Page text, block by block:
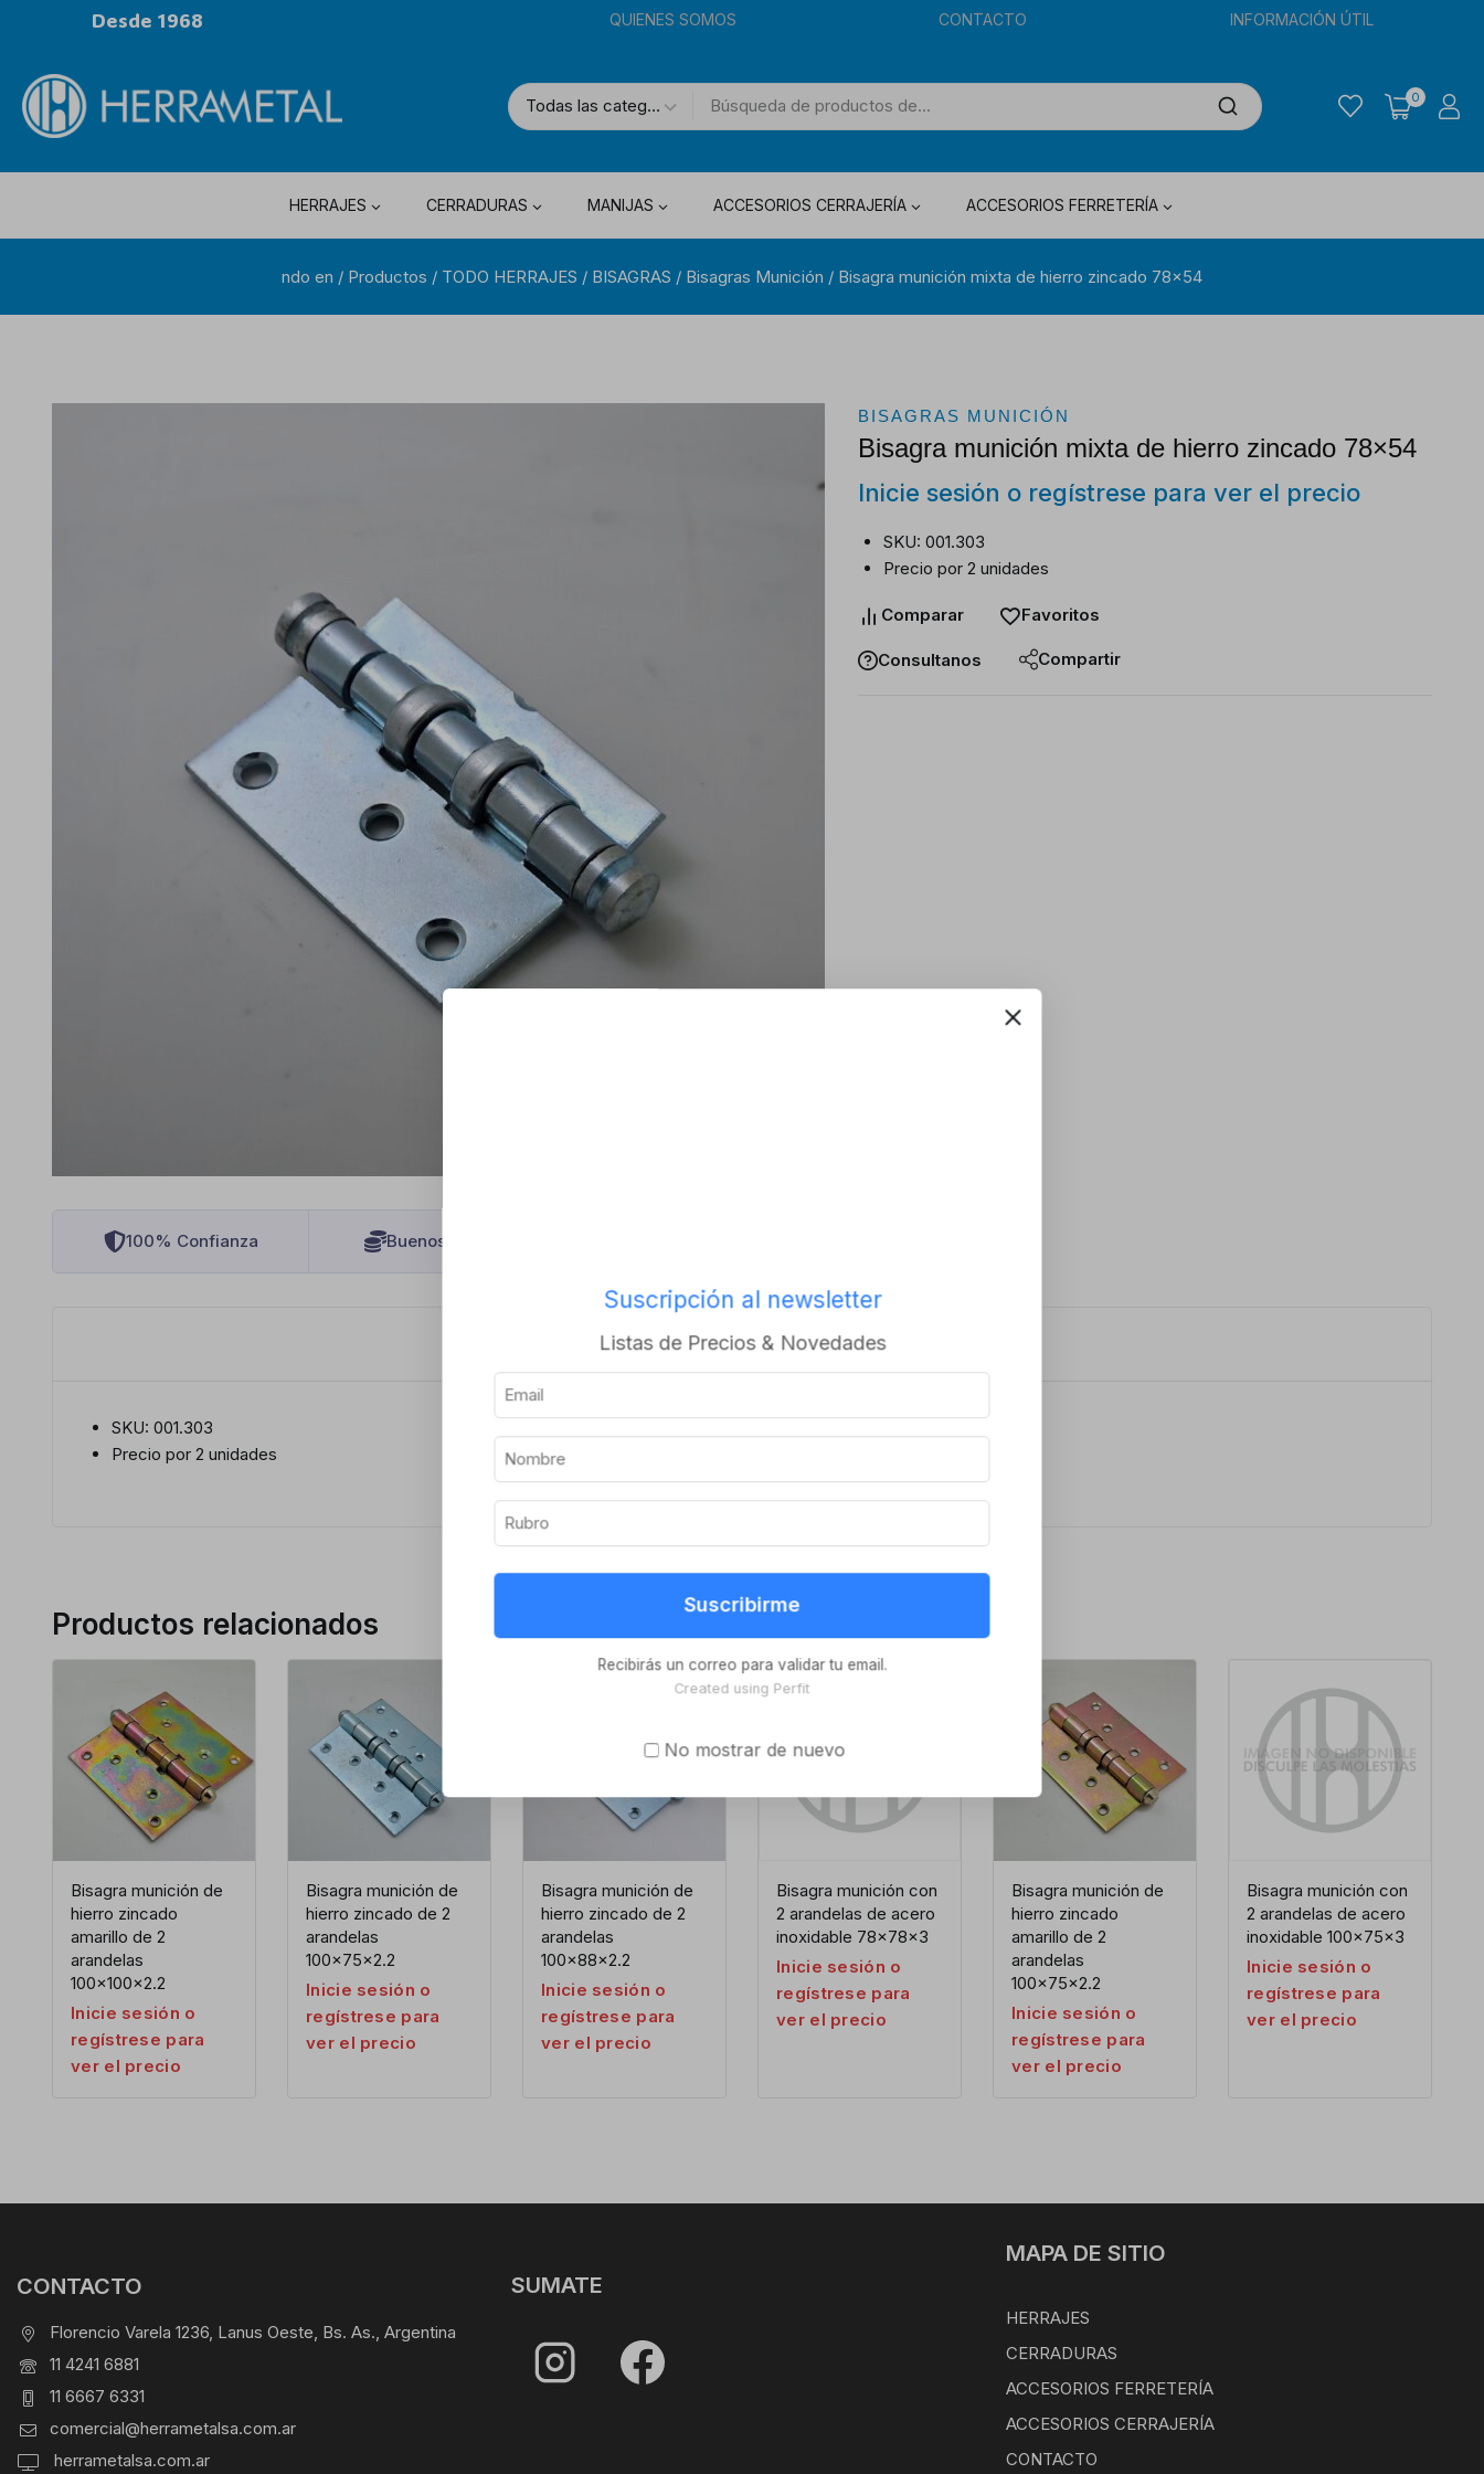
Desde 1968 QUIENES SOMOS CONTACTO INFORMACIÓN ÚTIL
0
HERRAJES CERRADURAS MANIJAS ACCESORIOS CERRAJERÍA ACCESORIOS FERRETERÍA
ndo en / Productos / TODO HERRAJES / BISAGRAS / Bisagras Munición / Bisagra munición mixta de hierro zincado 78×54
100% Confianza Buenos Precios
BISAGRAS MUNICIÓN
Bisagra munición mixta de hierro zincado 78×54
Inicie sesión o regístrese para ver el precio
SKU: 001.303
Precio por 2 unidades
Comparar Favoritos
Consultanos Compartir
Descripción Información adicional
SKU: 001.303
Precio por 2 unidades
Productos relacionados
Bisagra munición de
hierro zincado
amarillo de 2
arandelas
100x100x2.2
Inicie sesión o
regístrese para
ver el precio
Bisagra munición de
hierro zincado de 2
arandelas
100x75x2.2
Inicie sesión o
regístrese para
ver el precio
Bisagra munición de
hierro zincado de 2
arandelas
100x88x2.2
Inicie sesión o
regístrese para
ver el precio
Bisagra munición con
2 arandelas de acero
inoxidable 78x78x3
Inicie sesión o
regístrese para
ver el precio
Bisagra munición de
hierro zincado
amarillo de 2
arandelas
100x75x2.2
Inicie sesión o
regístrese para
ver el precio
Bisagra munición con
2 arandelas de acero
inoxidable 100x75x3
Inicie sesión o
regístrese para
ver el precio
CONTACTO
Florencio Varela 1236, Lanus Oeste, Bs. As., Argentina
11 4241 6881
11 6667 6331
comercial@herrametalsa.com.ar
herrametalsa.com.ar
SUMATE
MAPA DE SITIO
HERRAJES
CERRADURAS
ACCESORIOS FERRETERÍA
ACCESORIOS CERRAJERÍA
CONTACTO
Suscripción al newsletter
Listas de Precios & Novedades
Suscribirme
Recibirás un correo para validar tu email.
Created using Perfit
No mostrar de nuevo